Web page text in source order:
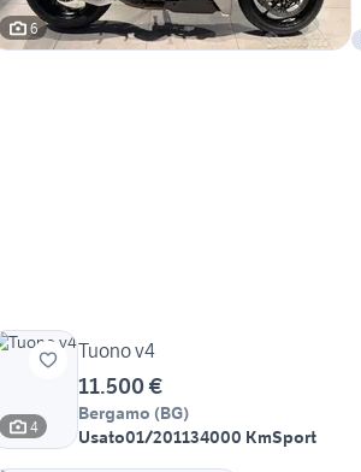
6
4
Tuono v4
11.500 €
Bergamo (BG)
Usato01/201134000 KmSport